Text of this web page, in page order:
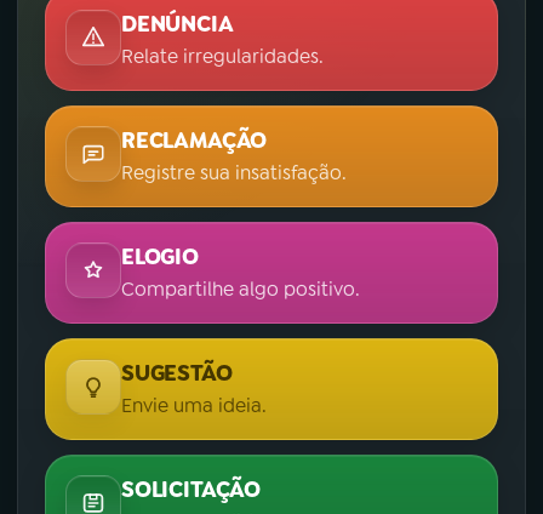
DENÚNCIA
Relate irregularidades.
RECLAMAÇÃO
Registre sua insatisfação.
ELOGIO
Compartilhe algo positivo.
SUGESTÃO
Envie uma ideia.
SOLICITAÇÃO